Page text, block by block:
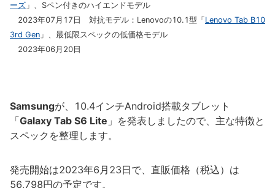
ーズ 」、Sペン付きのハイエンドモデル
2023年07月17日 対抗モデル：Lenovoの10.1型「 Lenovo Tab B10
3rd Gen 」、最低限スペックの低価格モデル
2023年06月20日
Samsungが、10.4インチAndroid搭載タブレット
「Galaxy Tab S6 Lite 」を発表しましたので、主な特徴と
スペックを整理します。
発売開始は2023年6月23日で、直販価格（税込）は
56,798円の予定です。